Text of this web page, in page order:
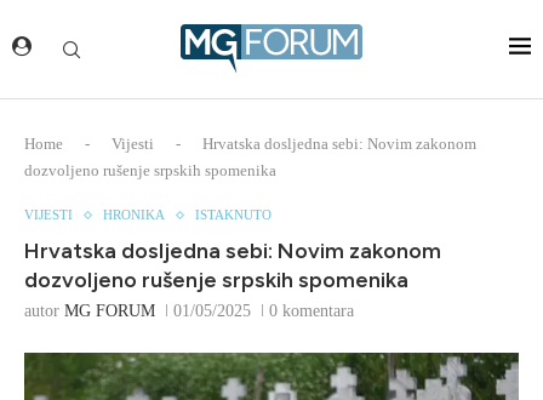
Home - Vijesti -
Hrvatska dosljedna sebi: Novim zakonom
dozvoljeno rušenje srpskih spomenika
VIJESTI HRONIKA ISTAKNUTO
Hrvatska dosljedna sebi: Novim zakonom
dozvoljeno rušenje srpskih spomenika
autor MG FORUM 01/05/2025 0 komentara